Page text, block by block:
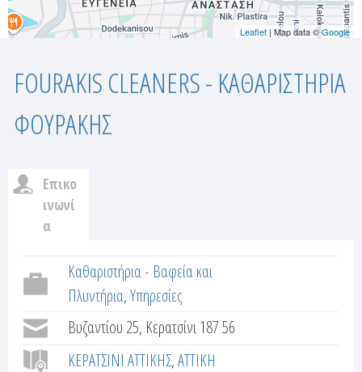
Leaflet | Map data ©Google
FOURAKIS CLEANERS - ΚΑΘΑΡΙΣΤΗΡΙΑ
ΦΟΥΡΑΚΗΣ
Επικο
ινωνί
α
ρ
γ
Καθαριστήρια - Βαφεία και
Πλυντήρια Υπηρεσίες
Βυζαντίου 25, Κερατσίνι 187 56
ΚΕΡΑΤΣΙΝΙ ΑΤΤΙΚΗΣ ΑΤΤΙΚΗ